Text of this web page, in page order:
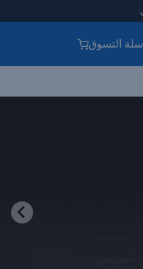
سلة التسوق